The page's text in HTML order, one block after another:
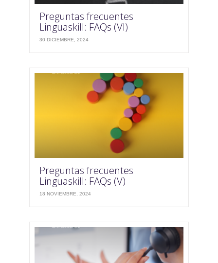
Preguntas frecuentes
Linguaskill: FAQs (VI)
30 DICIEMBRE, 2024
Preguntas frecuentes
Linguaskill: FAQs (V)
18 NOVIEMBRE, 2024